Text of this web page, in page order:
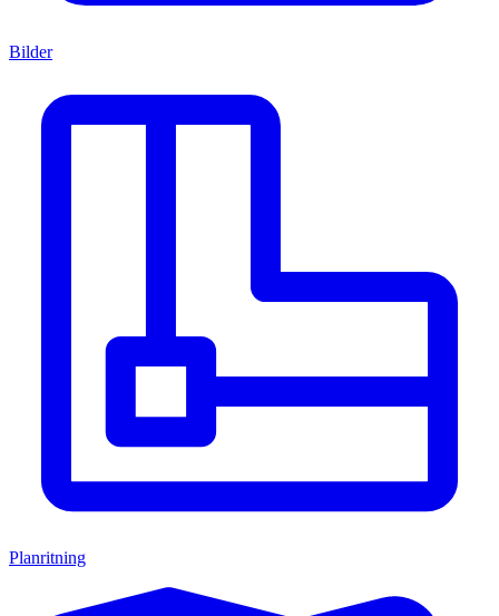
Bilder
Planritning